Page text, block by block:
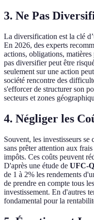
3. Ne Pas
La diversification est la clé
En 2026, des experts
actions, obligations,
pas diversifier peut être
seulement sur une action
société rencontre des
s'efforcer de structurer son
secteurs et zones
4. Négliger les
Souvent, les investisseurs
sans prêter attention aux
impôts. Ces coûts peuvent
D'après une étude de UFC-
de 1 à 2% les rendements
de prendre en compte tous
investissement. En d'autres
fondamental pour la